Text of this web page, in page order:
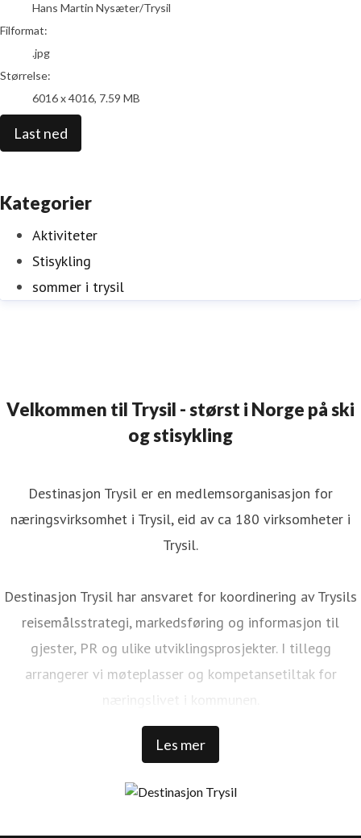
Hans Martin Nysæter/Trysil
Filformat:
.jpg
Størrelse:
6016 x 4016, 7.59 MB
Last ned
Kategorier
Aktiviteter
Stisykling
sommer i trysil
Velkommen til Trysil - størst i Norge på ski
og stisykling
Les mer
Destinasjon Trysil er en medlemsorganisasjon for
næringsvirksomhet i Trysil, eid av ca 180 virksomheter i
Trysil.
Destinasjon Trysil har ansvaret for koordinering av Trysils
reisemålsstrategi, markedsføring og informasjon til
gjester, PR og ulike utviklingsprosjekter. I tillegg
arrangerer vi møteplasser og kompetansetiltak for
næringslivet i kommunen.
Trysil er Norges største ski- og stisykkeldestinasjon. Vi har
Trysilfjellet, over 1 300 000 skidager, 456 millioner NOK i